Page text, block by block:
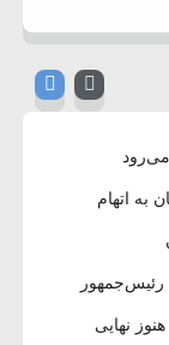
به اتهام
رئیس‌جمهور
نهایی